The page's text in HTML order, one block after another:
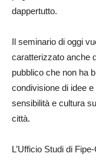
dappertutto.
Il seminario di oggi
caratterizzato anche
pubblico che non ha
condivisione di idee
sensibilità e cultura
città.
L’Ufficio Studi di